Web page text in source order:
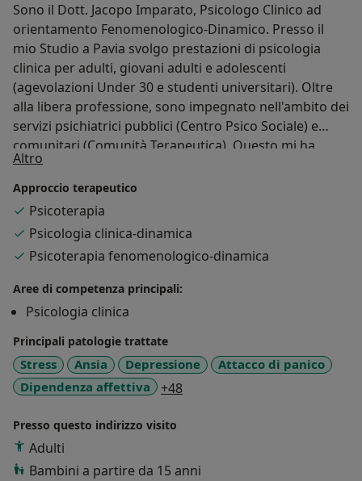
Sono il Dott. Jacopo Imparato, Psicologo Clinico ad
orientamento Fenomenologico-Dinamico. Presso il
mio Studio a Pavia svolgo prestazioni di psicologia
clinica per adulti, giovani adulti e adolescenti
(agevolazioni Under 30 e studenti universitari). Oltre
alla libera professione, sono impegnato nell'ambito dei
servizi psichiatrici pubblici (Centro Psico Sociale) e
comunitari (Comunità Terapeutica). Questo mi ha
permesso di sviluppare un approccio clinico indicato
sia a chi sente di stare attraversando un momento di
difficoltà e cerca un supporto, sia a chi soffre di
sintomatologia psichica e desidera un miglioramento
della qualità della vita. L'approccio fenomenologico alla
psicoterapia si fonda sul rispetto dell'individualità e
sull'interesse per la persona e per il suo mondo: il
vissuto personale viene accolto in un ambiente
protetto e non giudicante con l'obiettivo di
approfondire e ampliare la visione dei propri
significati. Contro le sensazioni di solitudine e
incomprensibilità che spesso accompagnano il disagio
psichico, il dialogo terapeutico aspira ad essere
un'esperienza di condivisione in cui la persona può
conoscersi meglio e trovare nuovi strumenti per
affrontare la quotidianità.
Altro
Approccio terapeutico
Psicoterapia
Psicologia clinica-dinamica
Psicoterapia fenomenologico-dinamica
Aree di competenza principali:
Psicologia clinica
Principali patologie trattate
Stress Ansia Depressione
Attacco di panico
Dipendenza affettiva
+48a11y_sr_more_diseases
Presso questo indirizzo visito
Adulti
Bambini a partire da 15 anni